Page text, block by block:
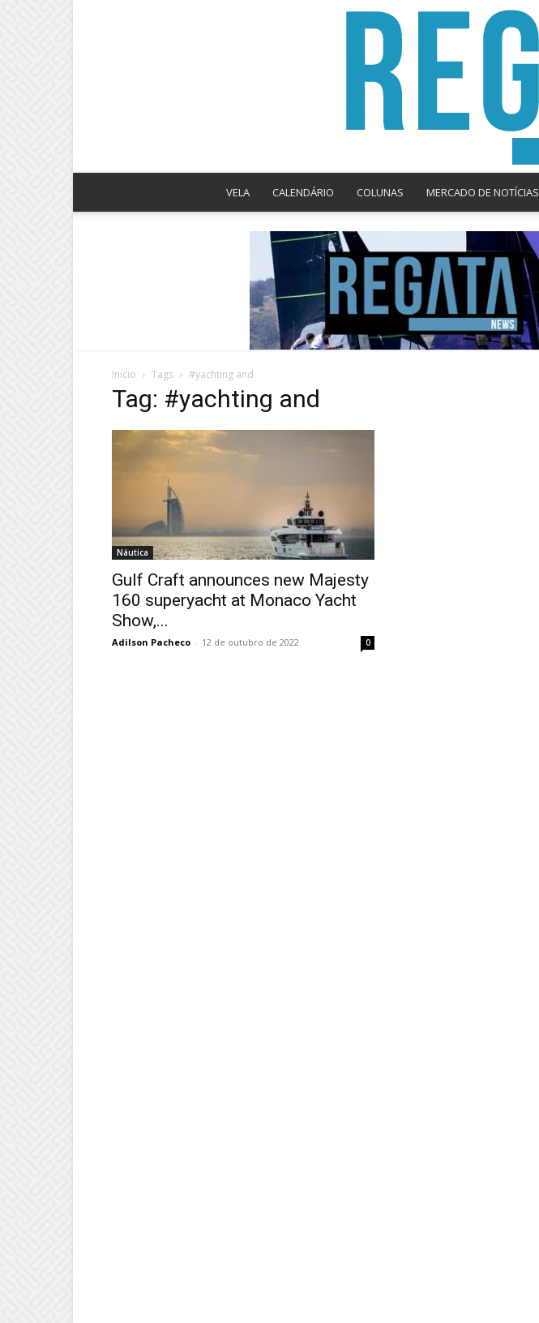
VELA CALENDÁRIO COLUNAS MERCADO DE NOTÍCIAS
Início Tags #yachting and
Tag: #yachting and
Náutica
Gulf Craft announces new Majesty
160 superyacht at Monaco Yacht
Show,...
Adilson Pacheco - 12 de outubro de 2022 0